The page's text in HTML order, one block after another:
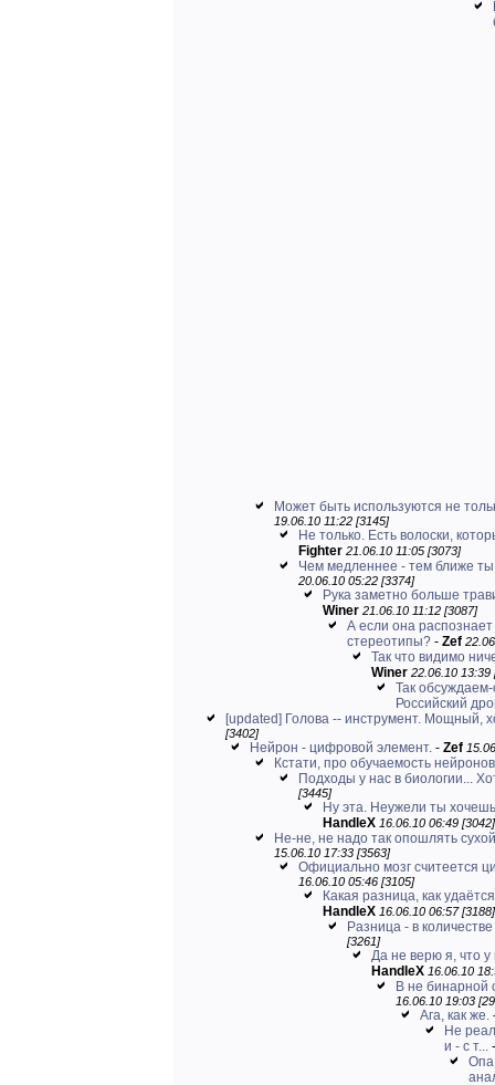
Может быть используются не
19.06.10 11:22 [3145]
Не только. Есть волоски,
Fighter 21.06.10 11:05 [3073]
Чем медленнее - тем ближе
20.06.10 05:22 [3374]
Рука заметно больше
Winer 21.06.10 11:12 [3087]
А если она
стереотипы? - Zef
Так что видимо
Winer 22.06.10 13:39
Так
Российский
[updated] Голова -- инструмент. Мощный,
[3402]
Нейрон - цифровой элемент. - Zef
Кстати, про обучаемость
Подходы у нас в биологии...
[3445]
Ну эта. Неужели ты
HandleX 16.06.10 06:49 [3042]
Не-не, не надо так опошлять
15.06.10 17:33 [3563]
Официально мозг считеется
16.06.10 05:46 [3105]
Какая разница, как
HandleX 16.06.10 06:57 [3188]
Разница - в
[3261]
Да не верю я, что у
HandleX 16.06.10
В не бинарной
16.06.10 19:03
Ага, как же.
Не
и - с т...